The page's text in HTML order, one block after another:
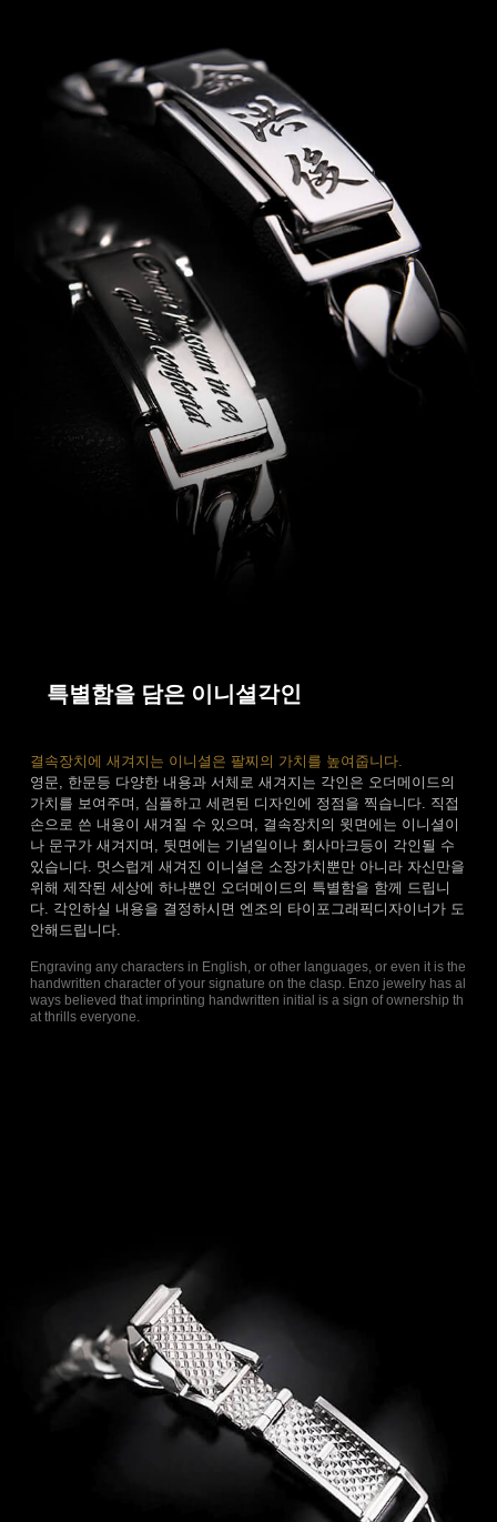
특별함을 담은 이니셜각인
결속장치에 새겨지는 이니셜은 팔찌의 가치를 높여줍니다.
영문, 한문등 다양한 내용과 서체로 새겨지는 각인은 오더메이드의
가치를 보여주며, 심플하고 세련된 디자인에 정점을 찍습니다. 직접
손으로 쓴 내용이 새겨질 수 있으며, 결속장치의 윗면에는 이니셜이
나 문구가 새겨지며, 뒷면에는 기념일이나 회사마크등이 각인될 수
있습니다. 멋스럽게 새겨진 이니셜은 소장가치뿐만 아니라 자신만을
위해 제작된 세상에 하나뿐인 오더메이드의 특별함을 함께 드립니
다. 각인하실 내용을 결정하시면 엔조의 타이포그래픽디자이너가 도
안해드립니다.
Engraving any characters in English, or other languages, or even it is the
handwritten character of your signature on the clasp. Enzo jewelry has al
ways believed that imprinting handwritten initial is a sign of ownership th
at thrills everyone.